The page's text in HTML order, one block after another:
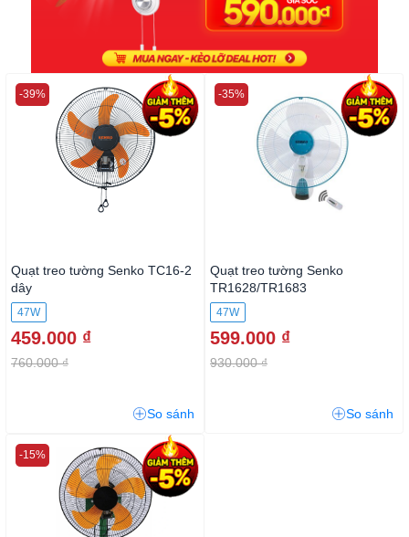
Quạt treo tường Senko TC16-2
dây
47W
459.000 ₫
760.000 ₫
-39%
So sánh
Quạt treo tường Senko
TR1628/TR1683
47W
599.000 ₫
930.000 ₫
-35%
So sánh
-15%